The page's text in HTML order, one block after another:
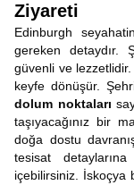
Ziyareti
Edinburgh
gereken detaydır.
güvenli ve
keyfe dönüşür.
dolum noktaları
taşıyacağınız bir
doğa dostu
tesisat
içebilirsiniz. İskoçya